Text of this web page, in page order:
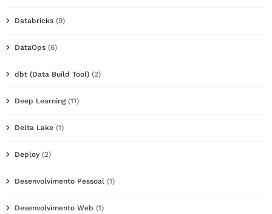
Databricks (9)
DataOps (6)
dbt (Data Build Tool) (2)
Deep Learning(11)
Delta Lake (1)
Deploy (2)
Desenvolvimento Pessoal (1)
Desenvolvimento Web (1)